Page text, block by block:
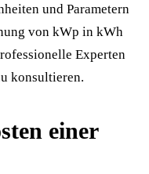
und Parametern
von kWp in kWh
Experten
konsultieren.
einer